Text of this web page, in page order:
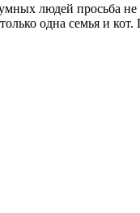
людей просьба не
одна семья и кот.